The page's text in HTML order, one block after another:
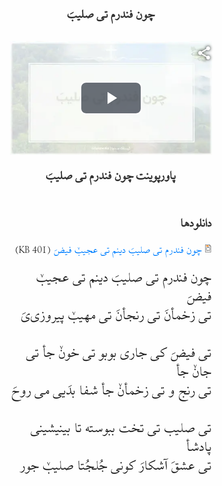
چون فندرم تی صلیبَ
Video file
Play
Video
پاورپوینت چون فندرم تی صلیبَ
دانلودها
Document
چون فندرم تی صلیبَ دینم تی عجیبٚ فیضَ (401 KB)
چون فندرم تی صلیبَ دینم تی عجیبٚ
فیضَ
تی زخمأنَ تی رنجأنَ تی مهیبٚپیروزی‌یَ
تی فیضَ کی جاری بوبو تی خونٚ جأ تی
جانٚ جأ
تی رنج و تی زخمأنٚ جأ شفا بدَیی می روحَ
تی صلیب تی تخت ببوسته تا بینیشینی
پادشأ
تی عشقَ آشکارَ کونی جُلجُتا صلیبٚ جور